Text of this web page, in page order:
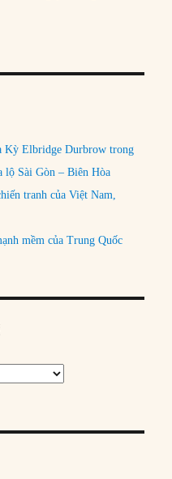
Kỳ Elbridge Durbrow trong
lộ Sài Gòn – Biên Hòa
tranh của Việt Nam,
mềm của Trung Quốc